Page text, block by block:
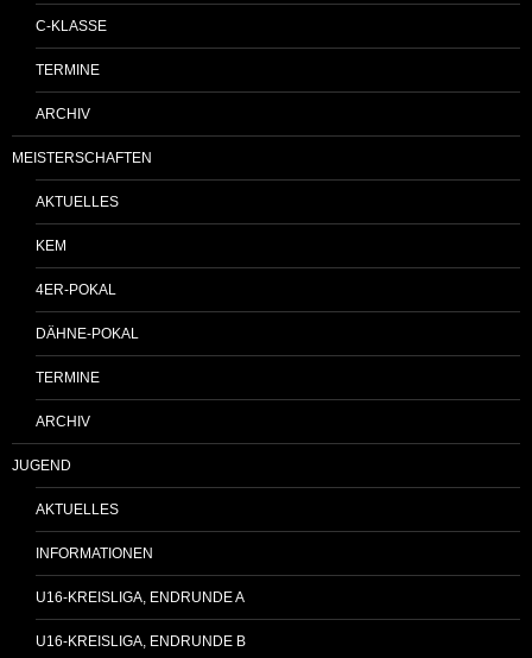
C-KLASSE
TERMINE
ARCHIV
MEISTERSCHAFTEN
AKTUELLES
KEM
4ER-POKAL
DÄHNE-POKAL
TERMINE
ARCHIV
JUGEND
AKTUELLES
INFORMATIONEN
U16-KREISLIGA, ENDRUNDE A
U16-KREISLIGA, ENDRUNDE B